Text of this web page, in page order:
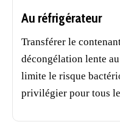
Au réfrigérateur
Transférer le
décongélation lente
limite le risque
privilégier pour tous